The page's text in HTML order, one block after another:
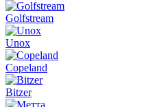
Golfstream
Unox
Copeland
Bitzer